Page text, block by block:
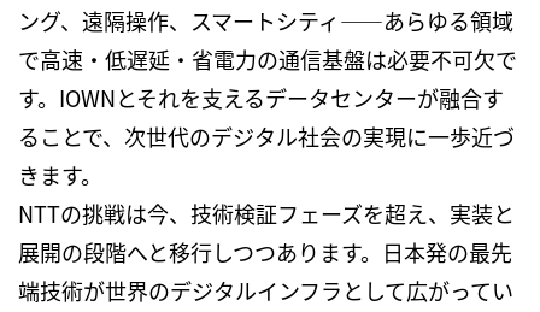
ング、遠隔操作、スマートシティ――あらゆる領域
で高速・低遅延・省電力の通信基盤は必要不可欠で
す。 IOWNとそれを支えるデータセンターが融合す
ることで、次世代のデジタル社会の実現に一歩近づ
きます。
NTTの挑戦は今、技術検証フェーズを超え、実装と
展開の段階へと移行しつつあります。日本発の最先
端技術が世界のデジタルインフラとして広がってい